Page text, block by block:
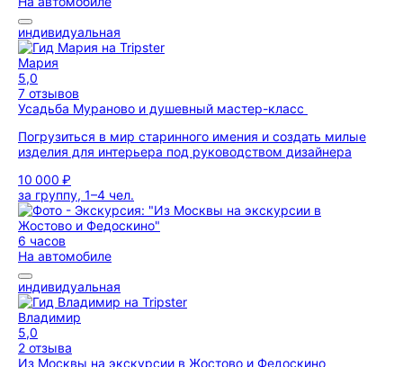
индивидуальная
Мария
5,0
7 отзывов
Усадьба Мураново и душевный мастер-класс
Погрузиться в мир старинного имения и создать милые
изделия для интерьера под руководством дизайнера
10 000 ₽
за группу, 1–4 чел.
6 часов
На автомобиле
индивидуальная
Владимир
5,0
2 отзыва
Из Москвы на экскурсии в Жостово и Федоскино